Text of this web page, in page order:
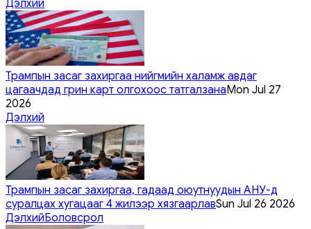
Дэлхий
Трампын засаг захиргаа нийгмийн халамж авдаг
цагаачдад грин карт олгохоос татгалзанаMon Jul 27
2026
Дэлхий
Трампын засаг захиргаа, гадаад оюутнуудын АНУ-д
суралцах хугацааг 4 жилээр хязгаарлавSun Jul 26 2026
ДэлхийБоловсрол